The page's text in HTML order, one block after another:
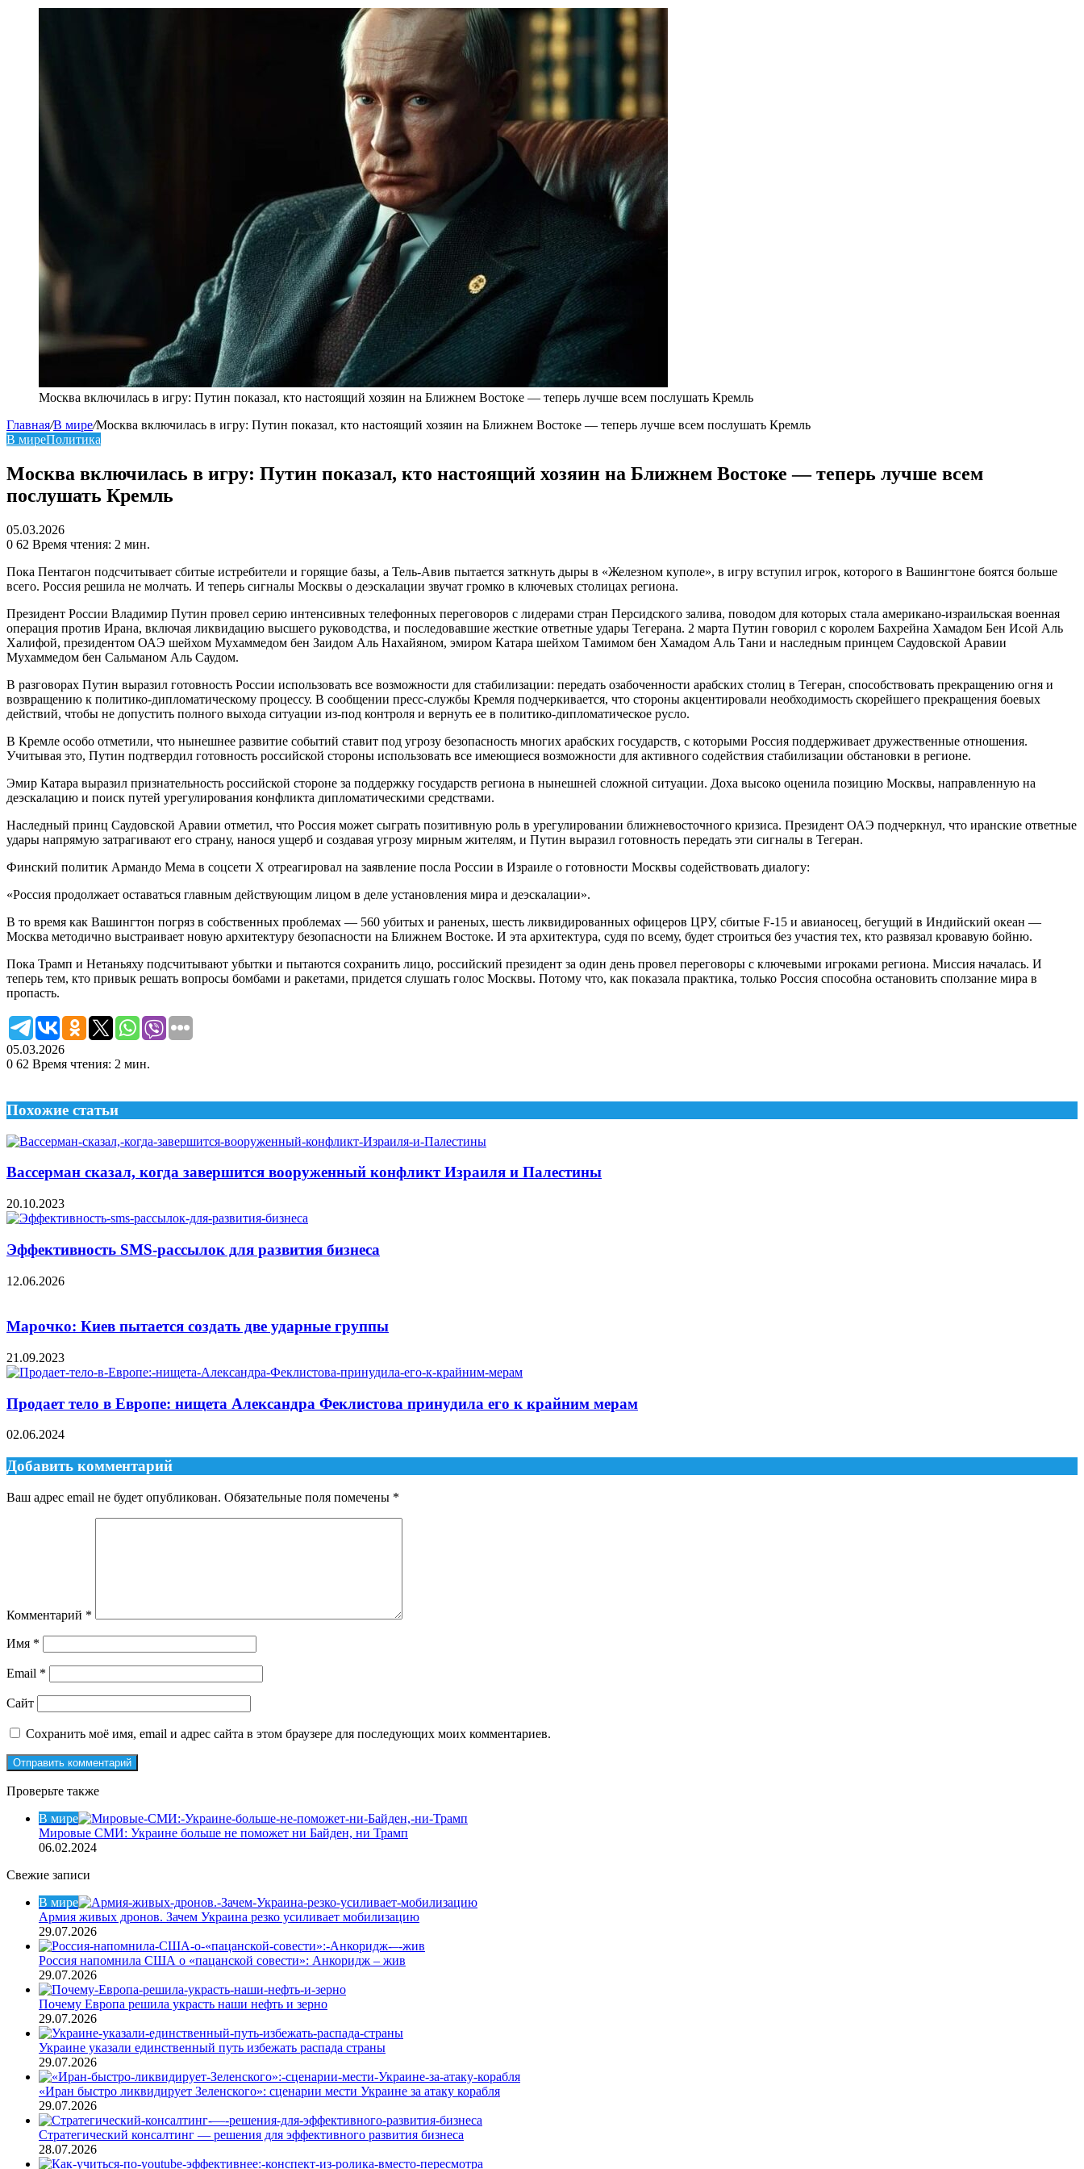
Москва включилась в игру: Путин показал, кто настоящий хозяин на Ближнем Востоке — теперь лучше всем послушать Кремль
Главная/В мире/Москва включилась в игру: Путин показал, кто настоящий хозяин на Ближнем Востоке — теперь лучше всем послушать Кремль
В миреПолитика
Москва включилась в игру: Путин показал, кто настоящий хозяин на Ближнем Востоке — теперь лучше всем
послушать Кремль
05.03.2026
0 62 Время чтения: 2 мин.
Пока Пентагон подсчитывает сбитые истребители и горящие базы, а Тель-Авив пытается заткнуть дыры в «Железном куполе», в игру вступил игрок, которого в Вашингтоне боятся больше
всего. Россия решила не молчать. И теперь сигналы Москвы о деэскалации звучат громко в ключевых столицах региона.
Президент России Владимир Путин провел серию интенсивных телефонных переговоров с лидерами стран Персидского залива, поводом для которых стала американо-израильская военная
операция против Ирана, включая ликвидацию высшего руководства, и последовавшие жесткие ответные удары Тегерана. 2 марта Путин говорил с королем Бахрейна Хамадом Бен Исой Аль
Халифой, президентом ОАЭ шейхом Мухаммедом бен Заидом Аль Нахайяном, эмиром Катара шейхом Тамимом бен Хамадом Аль Тани и наследным принцем Саудовской Аравии
Мухаммедом бен Сальманом Аль Саудом.
В разговорах Путин выразил готовность России использовать все возможности для стабилизации: передать озабоченности арабских столиц в Тегеран, способствовать прекращению огня и
возвращению к политико-дипломатическому процессу. В сообщении пресс-службы Кремля подчеркивается, что стороны акцентировали необходимость скорейшего прекращения боевых
действий, чтобы не допустить полного выхода ситуации из-под контроля и вернуть ее в политико-дипломатическое русло.
В Кремле особо отметили, что нынешнее развитие событий ставит под угрозу безопасность многих арабских государств, с которыми Россия поддерживает дружественные отношения.
Учитывая это, Путин подтвердил готовность российской стороны использовать все имеющиеся возможности для активного содействия стабилизации обстановки в регионе.
Эмир Катара выразил признательность российской стороне за поддержку государств региона в нынешней сложной ситуации. Доха высоко оценила позицию Москвы, направленную на
деэскалацию и поиск путей урегулирования конфликта дипломатическими средствами.
Наследный принц Саудовской Аравии отметил, что Россия может сыграть позитивную роль в урегулировании ближневосточного кризиса. Президент ОАЭ подчеркнул, что иранские ответные
удары напрямую затрагивают его страну, нанося ущерб и создавая угрозу мирным жителям, и Путин выразил готовность передать эти сигналы в Тегеран.
Финский политик Армандо Мема в соцсети X отреагировал на заявление посла России в Израиле о готовности Москвы содействовать диалогу:
«Россия продолжает оставаться главным действующим лицом в деле установления мира и деэскалации».
В то время как Вашингтон погряз в собственных проблемах — 560 убитых и раненых, шесть ликвидированных офицеров ЦРУ, сбитые F-15 и авианосец, бегущий в Индийский океан —
Москва методично выстраивает новую архитектуру безопасности на Ближнем Востоке. И эта архитектура, судя по всему, будет строиться без участия тех, кто развязал кровавую бойню.
Пока Трамп и Нетаньяху подсчитывают убытки и пытаются сохранить лицо, российский президент за один день провел переговоры с ключевыми игроками региона. Миссия началась. И
теперь тем, кто привык решать вопросы бомбами и ракетами, придется слушать голос Москвы. Потому что, как показала практика, только Россия способна остановить сползание мира в
пропасть.
05.03.2026
0 62 Время чтения: 2 мин.
Похожие статьи
Вассерман сказал, когда завершится вооруженный конфликт Израиля и Палестины
20.10.2023
Эффективность SMS-рассылок для развития бизнеса
12.06.2026
Марочко: Киев пытается создать две ударные группы
21.09.2023
Продает тело в Европе: нищета Александра Феклистова принудила его к крайним мерам
02.06.2024
Добавить комментарий
Ваш адрес email не будет опубликован. Обязательные поля помечены *
Комментарий *
Имя *
Email *
Сайт
Сохранить моё имя, email и адрес сайта в этом браузере для последующих моих комментариев.
Проверьте также
В мире
Мировые СМИ: Украине больше не поможет ни Байден, ни Трамп
06.02.2024
Свежие записи
В мире
Армия живых дронов. Зачем Украина резко усиливает мобилизацию
29.07.2026
Россия напомнила США о «пацанской совести»: Анкоридж – жив
29.07.2026
Почему Европа решила украсть наши нефть и зерно
29.07.2026
Украине указали единственный путь избежать распада страны
29.07.2026
«Иран быстро ликвидирует Зеленского»: сценарии мести Украине за атаку корабля
29.07.2026
Стратегический консалтинг — решения для эффективного развития бизнеса
28.07.2026